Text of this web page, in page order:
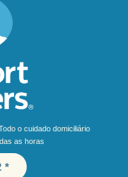
o cuidado domiciliário
as horas
*